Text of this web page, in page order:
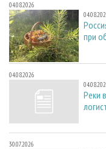
04.08.2026
при
04.08.2026
Реки
30.07.2026